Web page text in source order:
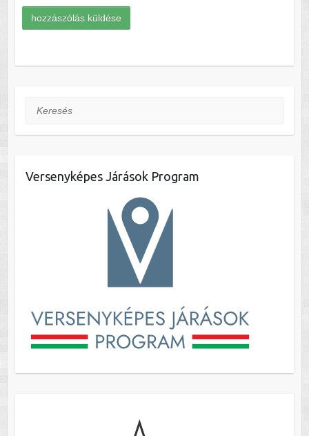
Keresés
Versenyképes Járások Program